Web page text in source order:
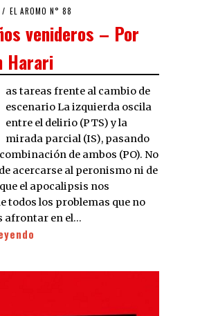
09/02/2016
EL AROMO N° 88
venideros – Por
Harari
as tareas frente al cambio de
escenario La izquierda oscila
entre el delirio (PTS) y la
mirada parcial (IS), pasando
de ambos (PO). No
acercarse al peronismo ni de
el apocalipsis nos
todos los problemas que no
afrontar en el…